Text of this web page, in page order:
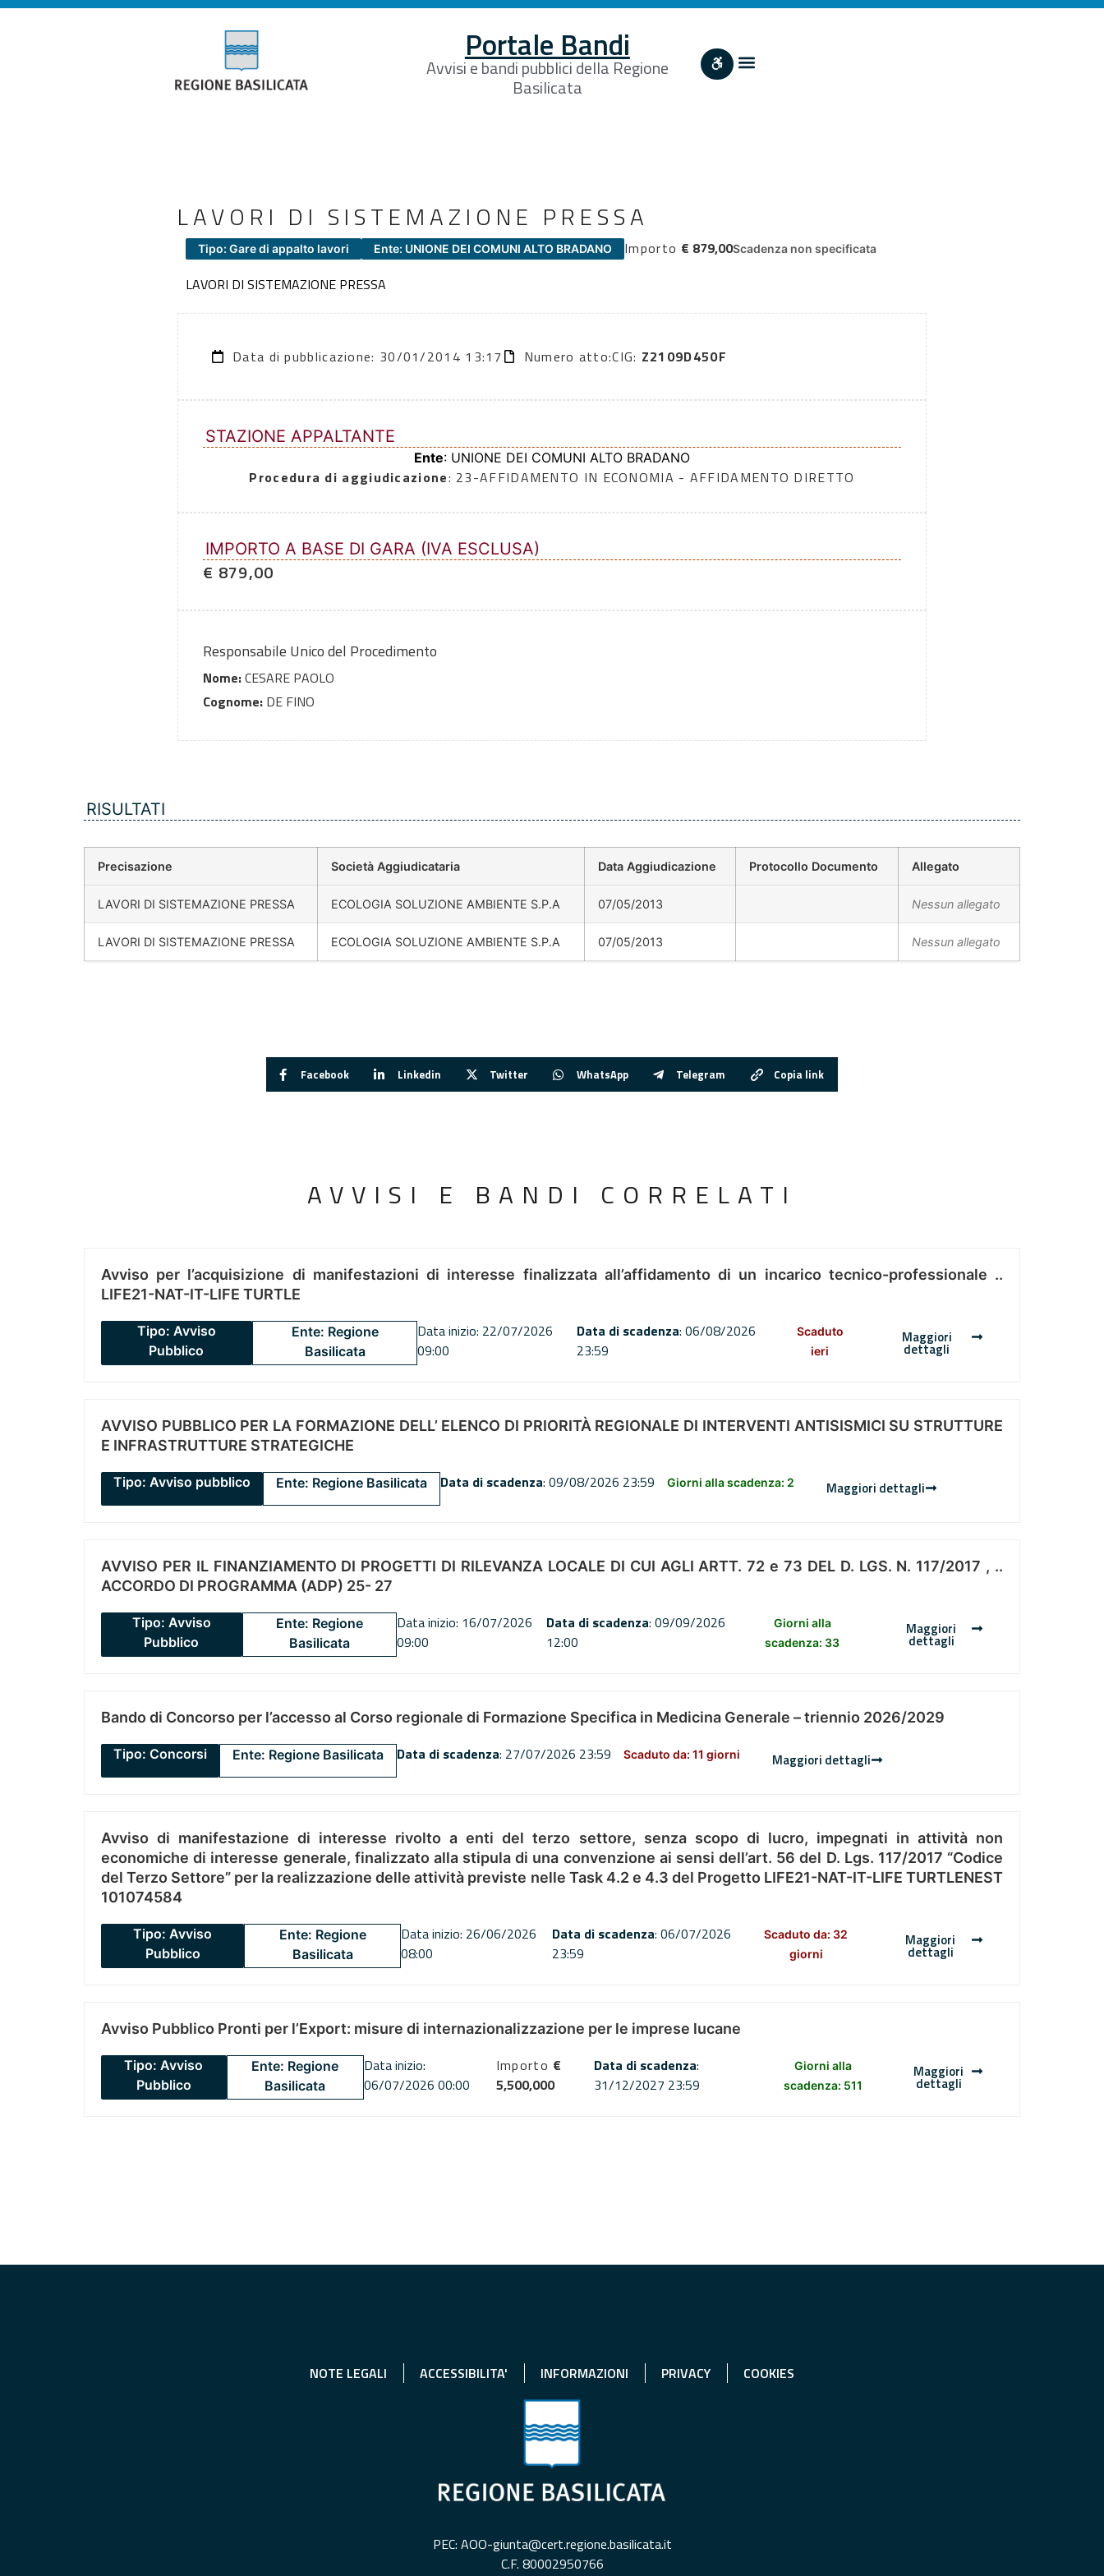
Portale Bandi
Avvisi e bandi pubblici della Regione
Basilicata
LAVORI DI SISTEMAZIONE PRESSA
Tipo: Gare di appalto lavori Ente: UNIONE DEI COMUNI ALTO BRADANO Importo € 879,00Scadenza non specificata
LAVORI DI SISTEMAZIONE PRESSA
Data di pubblicazione: 30/01/2014 13:17 Numero atto:CIG: Z2109D450F
STAZIONE APPALTANTE
Ente: UNIONE DEI COMUNI ALTO BRADANO
Procedura di aggiudicazione: 23-AFFIDAMENTO IN ECONOMIA - AFFIDAMENTO DIRETTO
IMPORTO A BASE DI GARA (IVA ESCLUSA)
€ 879,00
Responsabile Unico del Procedimento
Nome:CESARE PAOLO
Cognome: DE FINO
RISULTATI
Precisazione Società Aggiudicataria Data Aggiudicazione Protocollo Documento Allegato
LAVORI DI SISTEMAZIONE PRESSA ECOLOGIA SOLUZIONE AMBIENTE S.P.A 07/05/2013 Nessun allegato
LAVORI DI SISTEMAZIONE PRESSA ECOLOGIA SOLUZIONE AMBIENTE S.P.A 07/05/2013 Nessun allegato
Facebook Linkedin Twitter WhatsApp Telegram Copia link
AVVISI E BANDI CORRELATI
Avviso per l’acquisizione di manifestazioni di interesse finalizzata all’affidamento di un incarico tecnico-professionale ..
LIFE21-NAT-IT-LIFE TURTLE
Tipo: Avviso
Pubblico
Ente: Regione
Basilicata
Data inizio: 22/07/2026
09:00
Data di scadenza: 06/08/2026
23:59
Scaduto
ieri
Maggiori
dettagli
AVVISO PUBBLICO PER LA FORMAZIONE DELL’ ELENCO DI PRIORITÀ REGIONALE DI INTERVENTI ANTISISMICI SU STRUTTURE
E INFRASTRUTTURE STRATEGICHE
Tipo: Avviso pubblico Ente: Regione Basilicata Data di scadenza: 09/08/2026 23:59 Giorni alla scadenza: 2 Maggiori dettagli
AVVISO PER IL FINANZIAMENTO DI PROGETTI DI RILEVANZA LOCALE DI CUI AGLI ARTT. 72 e 73 DEL D. LGS. N. 117/2017 , ..
ACCORDO DI PROGRAMMA (ADP) 25- 27
Tipo: Avviso
Pubblico
Ente: Regione
Basilicata
Data inizio: 16/07/2026
09:00
Data di scadenza: 09/09/2026
12:00
Giorni alla
scadenza: 33
Maggiori
dettagli
Bando di Concorso per l’accesso al Corso regionale di Formazione Specifica in Medicina Generale – triennio 2026/2029
Tipo: Concorsi Ente: Regione Basilicata Data di scadenza: 27/07/2026 23:59 Scaduto da: 11 giorni Maggiori dettagli
Avviso di manifestazione di interesse rivolto a enti del terzo settore, senza scopo di lucro, impegnati in attività non
economiche di interesse generale, finalizzato alla stipula di una convenzione ai sensi dell’art. 56 del D. Lgs. 117/2017 “Codice
del Terzo Settore” per la realizzazione delle attività previste nelle Task 4.2 e 4.3 del Progetto LIFE21-NAT-IT-LIFE TURTLENEST
101074584
Tipo: Avviso
Pubblico
Ente: Regione
Basilicata
Data inizio: 26/06/2026
08:00
Data di scadenza: 06/07/2026
23:59
Scaduto da: 32
giorni
Maggiori
dettagli
Avviso Pubblico Pronti per l’Export: misure di internazionalizzazione per le imprese lucane
Tipo: Avviso
Pubblico
Ente: Regione
Basilicata
Data inizio:
06/07/2026 00:00
Importo €
5,500,000
Data di scadenza:
31/12/2027 23:59
Giorni alla
scadenza: 511
Maggiori
dettagli
NOTE LEGALI ACCESSIBILITA' INFORMAZIONI PRIVACY COOKIES
PEC: AOO-giunta@cert.regione.basilicata.it
C.F. 80002950766